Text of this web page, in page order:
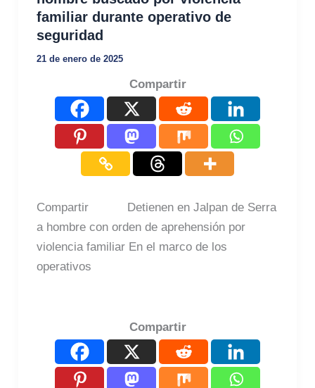
familiar durante operativo de
seguridad
21 de enero de 2025
Compartir
Compartir Detienen en Jalpan de Serra
a hombre con orden de aprehensión por
violencia familiar En el marco de los
operativos
Compartir